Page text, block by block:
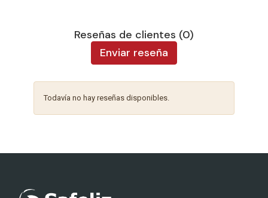
Reseñas de clientes (0)
Enviar reseña
Todavía no hay reseñas disponibles.